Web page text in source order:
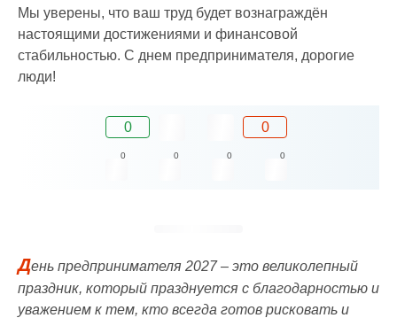
Мы уверены, что ваш труд будет вознаграждён
настоящими достижениями и финансовой
стабильностью. С днем предпринимателя, дорогие
люди!
0 0
0 0 0 0
День предпринимателя 2027 – это великолепный
праздник, который празднуется с благодарностью и
уважением к тем, кто всегда готов рисковать и